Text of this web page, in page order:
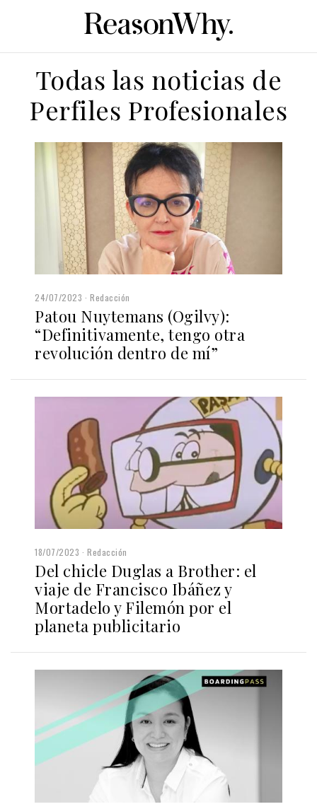
Todas las noticias de
Perfiles Profesionales
24/07/2023 Redacción
Patou Nuytemans (Ogilvy):
“Definitivamente, tengo otra
revolución dentro de mí”
18/07/2023 Redacción
Del chicle Duglas a Brother: el
viaje de Francisco Ibáñez y
Mortadelo y Filemón por el
planeta publicitario